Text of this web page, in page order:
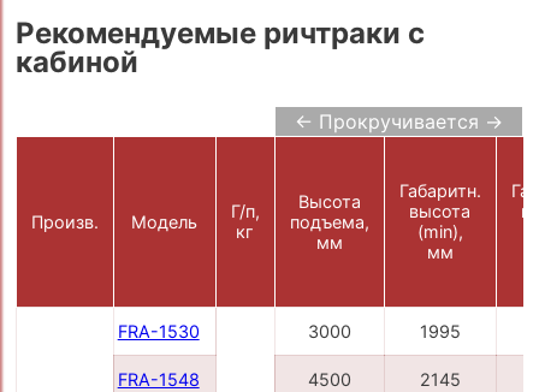
Рекомендуемые ричтраки с
кабиной
← Прокручивается →
Произв. Модель
Г/п,
кг
Высота
подъема,
мм
Габаритн.
высота
(min),
мм
FRA-1530 3000 1995
FRA-1548 4500 2145